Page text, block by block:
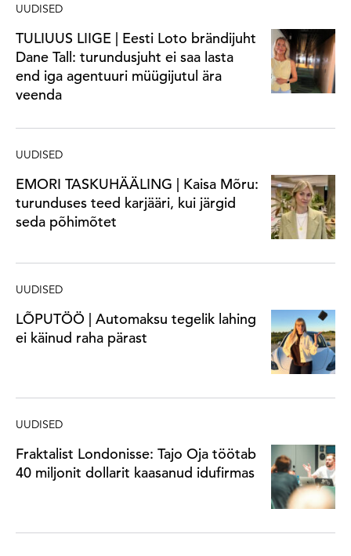
UUDISED
TULIUUS LIIGE | Eesti Loto brändijuht
Dane Tall: turundusjuht ei saa lasta
end iga agentuuri müügijutul ära
veenda
UUDISED
EMORI TASKUHÄÄLING | Kaisa Mõru:
turunduses teed karjääri, kui järgid
seda põhimõtet
UUDISED
LÕPUTÖÖ | Automaksu tegelik lahing
ei käinud raha pärast
UUDISED
Fraktalist Londonisse: Tajo Oja töötab
40 miljonit dollarit kaasanud idufirmas